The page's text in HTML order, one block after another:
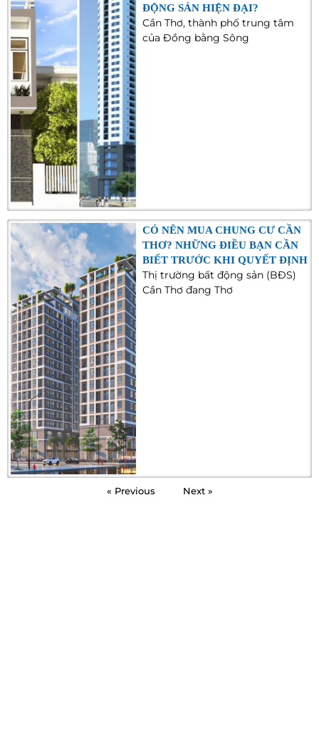
ĐỘNG SẢN HIỆN ĐẠI?
Cần Thơ, thành phố trung tâm
của Đồng bằng Sông
CÓ NÊN MUA CHUNG CƯ CẦN
THƠ? NHỮNG ĐIỀU BẠN CẦN
BIẾT TRƯỚC KHI QUYẾT ĐỊNH
Thị trường bất động sản (BĐS)
Cần Thơ đang Thơ
« Previous Next »